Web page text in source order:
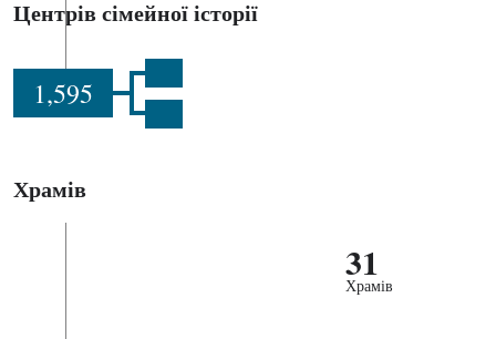
Центрів сімейної історії
1,595
Храмів
31
Храмів